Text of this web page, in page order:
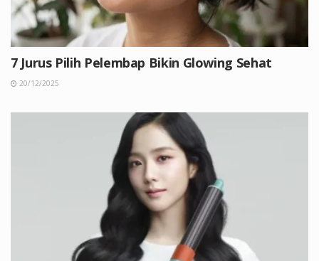
7 Jurus Pilih Pelembap Bikin Glowing Sehat
20/12/2025